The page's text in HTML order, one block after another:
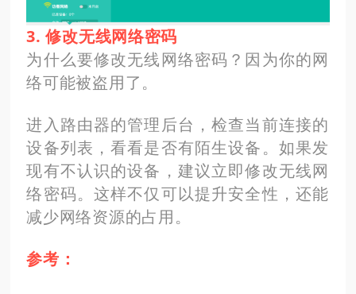
3. 修改无线网络密码
为什么要修改无线网络密码？因为你的网
络可能被盗用了。
进入路由器的管理后台，检查当前连接的
设备列表，看看是否有陌生设备。如果发
现有不认识的设备，建议立即修改无线网
络密码。这样不仅可以提升安全性，还能
减少网络资源的占用。
参考：